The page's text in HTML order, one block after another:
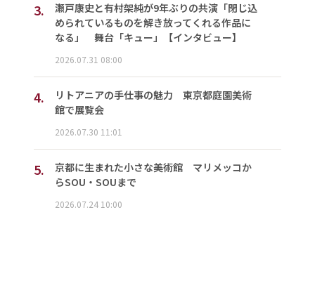
3.
瀬戸康史と有村架純が9年ぶりの共演「閉じ込
められているものを解き放ってくれる作品に
なる」 舞台「キュー」【インタビュー】
2026.07.31 08:00
4.
リトアニアの手仕事の魅力 東京都庭園美術
館で展覧会
2026.07.30 11:01
5.
京都に生まれた小さな美術館 マリメッコか
らSOU・SOUまで
2026.07.24 10:00